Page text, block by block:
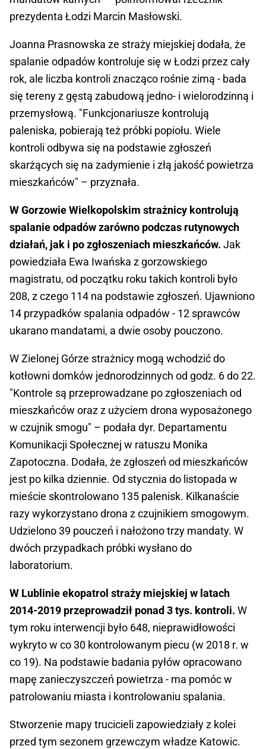
prezydenta Łodzi Marcin Masłowski.
Joanna Prasnowska ze straży miejskiej dodała, że
spalanie odpadów kontroluje się w Łodzi przez cały
rok, ale liczba kontroli znacząco rośnie zimą - bada
się tereny z gęstą zabudową jedno- i wielorodzinną i
przemysłową. "Funkcjonariusze kontrolują
paleniska, pobierają też próbki popiołu. Wiele
kontroli odbywa się na podstawie zgłoszeń
skarżących się na zadymienie i złą jakość powietrza
mieszkańców" – przyznała.
W Gorzowie Wielkopolskim strażnicy kontrolują
spalanie odpadów zarówno podczas rutynowych
działań, jak i po zgłoszeniach mieszkańców. Jak
powiedziała Ewa Iwańska z gorzowskiego
magistratu, od początku roku takich kontroli było
208, z czego 114 na podstawie zgłoszeń. Ujawniono
14 przypadków spalania odpadów - 12 sprawców
ukarano mandatami, a dwie osoby pouczono.
W Zielonej Górze strażnicy mogą wchodzić do
kotłowni domków jednorodzinnych od godz. 6 do 22.
"Kontrole są przeprowadzane po zgłoszeniach od
mieszkańców oraz z użyciem drona wyposażonego
w czujnik smogu" – podała dyr. Departamentu
Komunikacji Społecznej w ratuszu Monika
Zapotoczna. Dodała, że zgłoszeń od mieszkańców
jest po kilka dziennie. Od stycznia do listopada w
mieście skontrolowano 135 palenisk. Kilkanaście
razy wykorzystano drona z czujnikiem smogowym.
Udzielono 39 pouczeń i nałożono trzy mandaty. W
dwóch przypadkach próbki wysłano do
laboratorium.
W Lublinie ekopatrol straży miejskiej w latach
2014-2019 przeprowadził ponad 3 tys. kontroli. W
tym roku interwencji było 648, nieprawidłowości
wykryto w co 30 kontrolowanym piecu (w 2018 r. w
co 19). Na podstawie badania pyłów opracowano
mapę zanieczyszczeń powietrza - ma pomóc w
patrolowaniu miasta i kontrolowaniu spalania.
Stworzenie mapy trucicieli zapowiedziały z kolei
przed tym sezonem grzewczym władze Katowic.